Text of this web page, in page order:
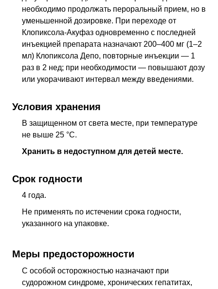
необходимо продолжать пероральный прием, но в
уменьшенной дозировке. При переходе от
Клопиксола-Акуфаз одновременно с последней
инъекцией препарата назначают 200–400 мг (1–2
мл) Клопиксола Депо, повторные инъекции — 1
раз в 2 нед; при необходимости — повышают дозу
или укорачивают интервал между введениями.
Условия хранения
В защищенном от света месте, при температуре
не выше 25 °C.
Хранить в недоступном для детей месте.
Срок годности
4 года.
Не применять по истечении срока годности,
указанного на упаковке.
Меры предосторожности
С особой осторожностью назначают при
судорожном синдроме, хронических гепатитах,